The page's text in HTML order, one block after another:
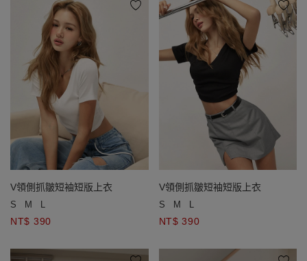
V領側抓皺短袖短版上衣
S M L
NT$ 390
V領側抓皺短袖短版上衣
S M L
NT$ 390